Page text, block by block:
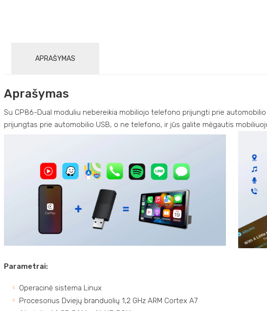
APRAŠYMAS
Aprašymas
Su CP86-Dual moduliu nebereikia mobiliojo telefono prijungti prie
prijungtas prie automobilio USB, o ne telefono, ir jūs galite mėgautis
Parametrai:
Operacinė sistema Linux
Procesorius Dviejų branduolių 1,2 GHz ARM Cortex A7